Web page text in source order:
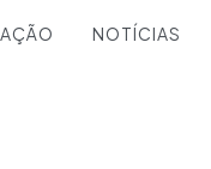
NOTÍCIAS